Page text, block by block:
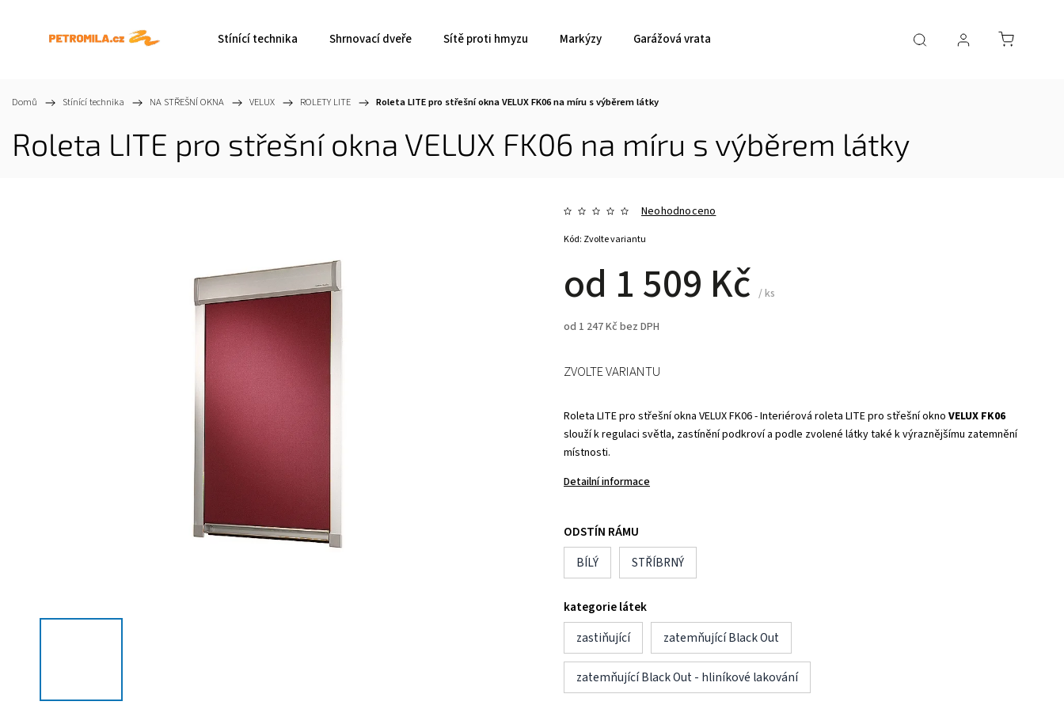
Stínící technika Shrnovací dveře Sítě proti hmyzu Markýzy Garážová vrata
Domů / Stínící technika / NA STŘEŠNÍ OKNA / VELUX / ROLETY LITE / Roleta LITE pro střešní okna VELUX FK06na míru s výběrem látky
Roleta LITE pro střešní okna VELUX FK06 na míru s výběrem látky
Neohodnoceno
od 1 509 Kč / ks
od 1 247 Kč bez DPH
Kód: Zvolte variantu
Roleta LITE pro střešní okna VELUX FK06 -Interiérová roleta LITE pro střešní oknoVELUX FK06
slouží k regulaci světla, zastínění podkroví a podle zvolené látky také k výraznějšímu zatemnění
místnosti.
Detailní informace
ODSTÍN RÁMU
BÍLÝ
STŘÍBRNÝ
kategorie látek
zastiňující
zatemňující Black Out
zatemňující Black Out - hliníkové lakování
ZVOLTE VARIANTU